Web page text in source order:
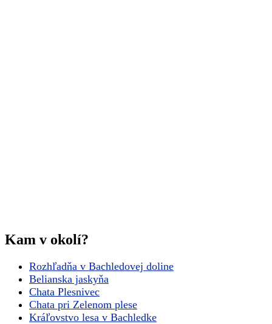
Kam v okolí?
Rozhľadňa v Bachledovej doline
Belianska jaskyňa
Chata Plesnivec
Chata pri Zelenom plese
Kráľovstvo lesa v Bachledke